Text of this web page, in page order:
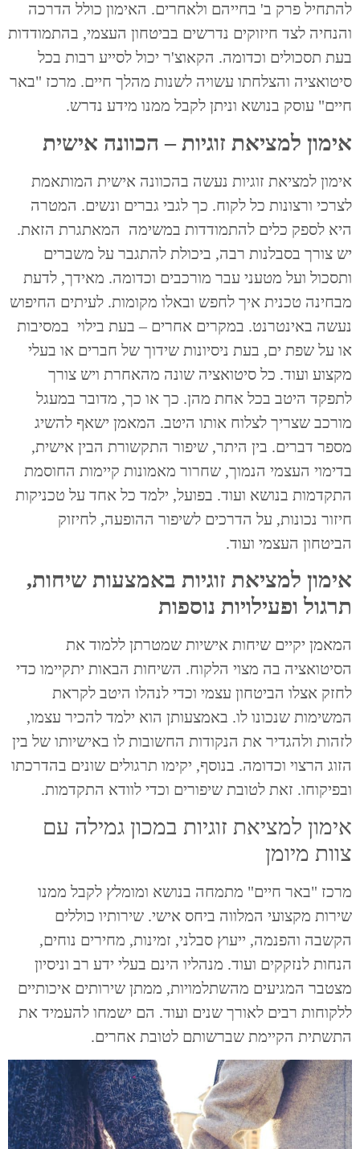
להתחיל פרק ב' בחייהם ולאחרים. האימון כולל הדרכה
והנחיה לצד חיזוקים נדרשים בביטחון העצמי, בהתמודדות
בעת תסכולים וכדומה. הקאוצ'ר יכול לסייע רבות בכל
סיטואציה והצלחתו עשויה לשנות מהלך חיים. מרכז "באר
חיים" עוסק בנושא וניתן לקבל ממנו מידע נדרש.
אימון למציאת זוגיות – הכוונה אישית
אימון למציאת זוגיות נעשה בהכוונה אישית המותאמת
לצרכי ורצונות כל לקוח. כך לגבי גברים ונשים. המטרה
היא לספק כלים להתמודדות במשימה המאתגרת הזאת.
יש צורך בסבלנות רבה, ביכולת להתגבר על משברים
ותסכול ועל מטעני עבר מורכבים וכדומה. מאידך, לדעת
מבחינה טכנית איך לחפש ובאלו מקומות. לעיתים החיפוש
נעשה באינטרנט. במקרים אחרים – בעת בילוי במסיבות
או על שפת ים, בעת ניסיונות שידוך של חברים או בעלי
מקצוע ועוד. כל סיטואציה שונה מהאחרת ויש צורך
לתפקד היטב בכל אחת מהן. כך או כך, מדובר במעגל
מורכב שצריך לצלוח אותו היטב. המאמן ישאף להשיג
מספר דברים. בין היתר, שיפור התקשורת הבין אישית,
בדימוי העצמי הנמוך, שחרור מאמונות קיימות החוסמת
התקדמות בנושא ועוד. בפועל, ילמד כל אחד על טכניקות
חיזור נכונות, על הדרכים לשיפור ההופעה, לחיזוק
הביטחון העצמי ועוד.
אימון למציאת זוגיות באמצעות שיחות,
תרגול ופעילויות נוספות
המאמן יקיים שיחות אישיות שמטרתן ללמוד את
הסיטואציה בה מצוי הלקוח. השיחות הבאות יתקיימו כדי
לחזק אצלו הביטחון עצמי וכדי לנהלו היטב לקראת
המשימות שנכונו לו. באמצעותן הוא ילמד להכיר עצמו,
לזהות ולהגדיר את הנקודות החשובות לו באישיותו של בין
הזוג הרצוי וכדומה. בנוסף, יקימו תרגולים שונים בהדרכתו
ובפיקוחו. זאת לטובת שיפורים וכדי לוודא התקדמות.
אימון למציאת זוגיות במכון גמילה עם
צוות מיומן
מרכז "באר חיים" מתמחה בנושא ומומלץ לקבל ממנו
שירות מקצועי המלווה ביחס אישי. שירותיו כוללים
הקשבה והפנמה, ייעוץ סבלני, זמינות, מחירים נוחים,
הנחות לנזקקים ועוד. מנהליו הינם בעלי ידע רב וניסיון
מצטבר המגיעים מהשתלמויות, ממתן שירותים איכותיים
ללקוחות רבים לאורך שנים ועוד. הם ישמחו להעמיד את
התשתית הקיימת שברשותם לטובת אחרים.